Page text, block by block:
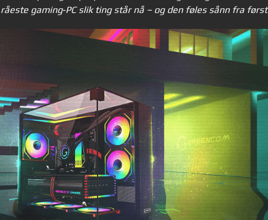
gaming‑PC slik ting står nå – og den føles sånn fra